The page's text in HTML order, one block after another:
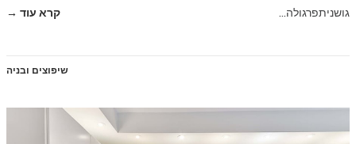
גושניתפרגולה…
קרא עוד →
שיפוצים ובניה